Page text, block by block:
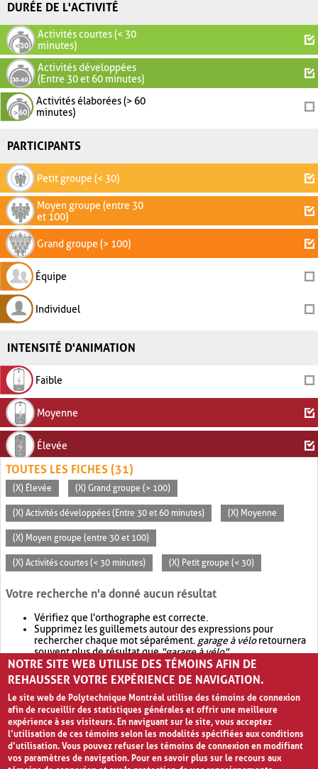
DURÉE DE L'ACTIVITÉ
Activités courtes (< 30
minutes)
Activités développées
(Entre 30 et 60 minutes)
Activités élaborées (> 60
minutes)
PARTICIPANTS
Petit groupe (< 30)
Moyen groupe (entre 30
et 100)
Grand groupe (> 100)
Équipe
Individuel
INTENSITÉ D'ANIMATION
Faible
Moyenne
Élevée
TOUTES LES FICHES (31)
(X) Élevée (X) Grand groupe (> 100)
(X) Activités développées (Entre 30 et 60 minutes) (X) Moyenne
(X) Moyen groupe (entre 30 et 100)
(X) Activités courtes (< 30 minutes) (X) Petit groupe (< 30)
Votre recherche n'a donné aucun résultat
Vérifiez que l'orthographe est correcte.
Supprimez les guillemets autour des expressions pour
rechercher chaque mot séparément. garage à véloretournera
souvent plus de résultat que"garage à vélo".
Envisagez d'élargir votre recherche avec OR.garage OR vélo
retournera souvent plus de résultat quegarage à vélo
NOTRE SITE WEB UTILISE DES TÉMOINS AFIN DE
REHAUSSER VOTRE EXPÉRIENCE DE NAVIGATION.
Le site web de Polytechnique Montréal utilise des témoins de connexion
afin de recueillir des statistiques générales et offrir une meilleure
expérience à ses visiteurs. En naviguant sur le site, vous acceptez
l’utilisation de ces témoins selon les modalités spécifiées aux conditions
d’utilisation. Vous pouvez refuser les témoins de connexion en modifiant
vos paramètres de navigation. Pour en savoir plus sur le recours aux